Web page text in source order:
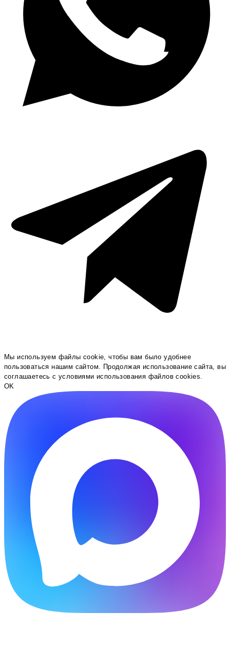
Мы используем файлы cookie, чтобы вам было удобнее
пользоваться нашим сайтом. Продолжая использование сайта, вы
соглашаетесь c условиями использования файлов cookies.
OK